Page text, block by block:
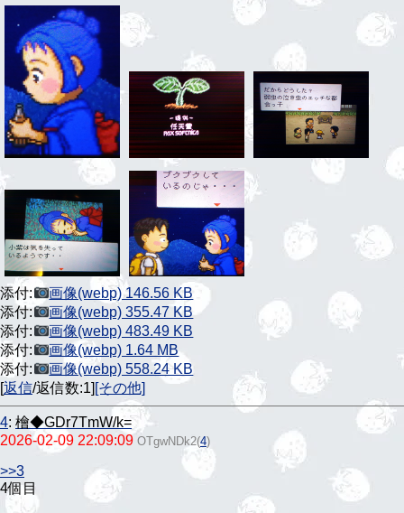
添付:
画像(webp) 146.56 KB
添付:
画像(webp) 355.47 KB
添付:
画像(webp) 483.49 KB
添付:
画像(webp) 1.64 MB
添付:
画像(webp) 558.24 KB
[返信/返信数:1] [その他]
4: 檜◆GDr7TmW/k=
2026-02-09 22:09:09 OTgwNDk2(4)
>>3
4個目